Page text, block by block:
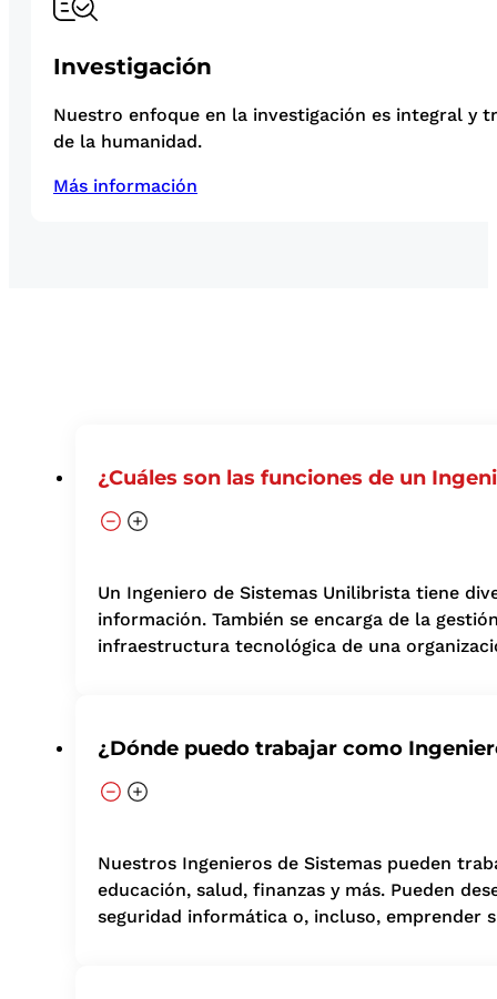
Investigación
Nuestro enfoque en la investigación es integral y
de la humanidad.
Más información
¿Cuáles son las funciones de un
Un Ingeniero de Sistemas Unilibrista tiene
información. También se encarga de la
infraestructura tecnológica de una
¿Dónde puedo trabajar como
Nuestros Ingenieros de Sistemas pueden
educación, salud, finanzas y más. Pueden
seguridad informática o, incluso, emprender